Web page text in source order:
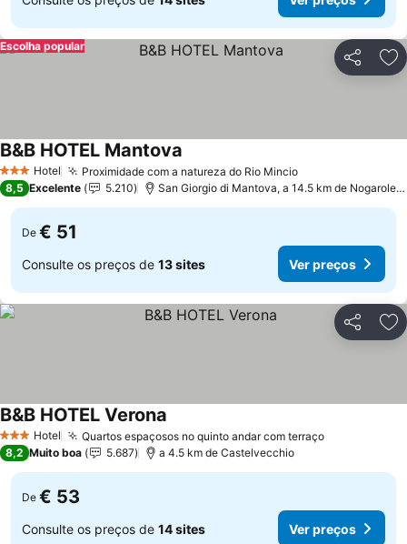
Partilhar
Escolha popular
3 EstrelasHotel Proximidade com a natureza do Rio Mincio
B&B HOTEL Mantova
8,5 Excelente 5.210 San Giorgio di Mantova, a 14.5 km de Nogarole Rocca
De € 51
Consulte os preços de 13 sites Ver preços
Partilhar
3 EstrelasHotel Quartos espaçosos no quinto andar com terraço
B&B HOTEL Verona
8,2 Muito boa 5.687 a 4.5 km de Castelvecchio
De € 53
Consulte os preços de 14 sites Ver preços